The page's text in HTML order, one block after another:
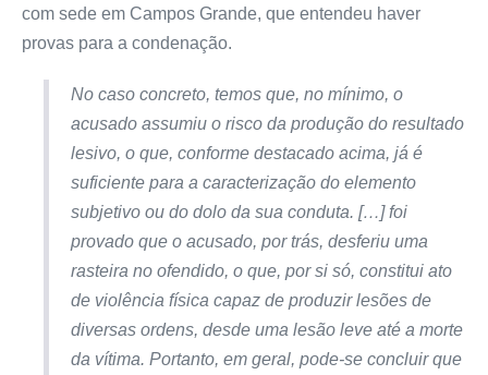
com sede em Campos Grande, que entendeu haver
provas para a condenação.
No caso concreto, temos que, no mínimo, o
acusado assumiu o risco da produção do resultado
lesivo, o que, conforme destacado acima, já é
suficiente para a caracterização do elemento
subjetivo ou do dolo da sua conduta. […] foi
provado que o acusado, por trás, desferiu uma
rasteira no ofendido, o que, por si só, constitui ato
de violência física capaz de produzir lesões de
diversas ordens, desde uma lesão leve até a morte
da vítima. Portanto, em geral, pode-se concluir que